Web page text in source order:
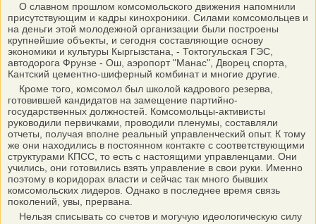
О славном прошлом комсомольского движения напомнили
присутствующим и кадры кинохроники. Силами комсомольцев и
на деньги этой молодежной организации были построены
крупнейшие объекты, и сегодня составляющие основу
экономики и культуры Кыргызстана, - Токтогульская ГЭС,
автодорога Фрунзе - Ош, аэропорт "Манас", Дворец спорта,
Кантский цементно-шиферный комбинат и многие другие.
Кроме того, комсомол был школой кадрового резерва,
готовившей кандидатов на замещение партийно-
государственных должностей. Комсомольцы-активисты
руководили первичками, проводили пленумы, составляли
отчеты, получая вполне реальный управленческий опыт. К тому
же они находились в постоянном контакте с соответствующими
структурами КПСС, то есть с настоящими управленцами. Они
учились, они готовились взять управление в свои руки. Именно
поэтому в коридорах власти и сейчас так много бывших
комсомольских лидеров. Однако в последнее время связь
поколений, увы, прервана.
Нельзя списывать со счетов и могучую идеологическую силу